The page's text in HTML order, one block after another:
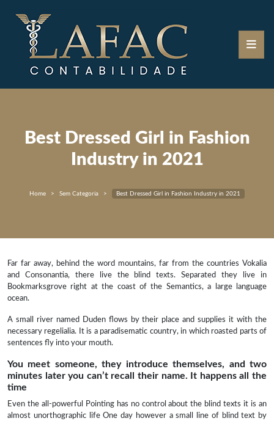
Best Dressed Girl in Fashion
Industry in 2021
Home Sem Categoria Best Dressed Girl in Fashion Industry in 2021
Far far away, behind the word mountains, far from the countries Vokalia
and Consonantia, there live the blind texts. Separated they live in
Bookmarksgrove right at the coast of the Semantics, a large language
ocean.
A small river named Duden flows by their place and supplies it with the
necessary regelialia. It is a paradisematic country, in which roasted parts of
sentences fly into your mouth.
You meet someone, they introduce themselves, and two
minutes later you can’t recall their name. It happens all the
time
Even the all-powerful Pointing has no control about the blind texts it is an
almost unorthographic life One day however a small line of blind text by